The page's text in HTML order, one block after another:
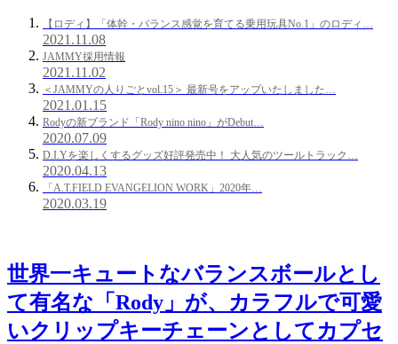
【ロディ】「体幹・バランス感覚を育てる乗用玩具No.1」のロディ…
2021.11.08
JAMMY採用情報
2021.11.02
＜JAMMYの人りごとvol.15＞ 最新号をアップいたしました…
2021.01.15
Rodyの新ブランド「Rody nino nino」がDebut…
2020.07.09
D.I.Yを楽しくするグッズ好評発売中！ 大人気のツールトラック…
2020.04.13
「A.T.FIELD EVANGELION WORK」2020年…
2020.03.19
世界一キュートなバランスボールとし
て有名な「Rody」が、カラフルで可愛
いクリップキーチェーンとしてカプセ